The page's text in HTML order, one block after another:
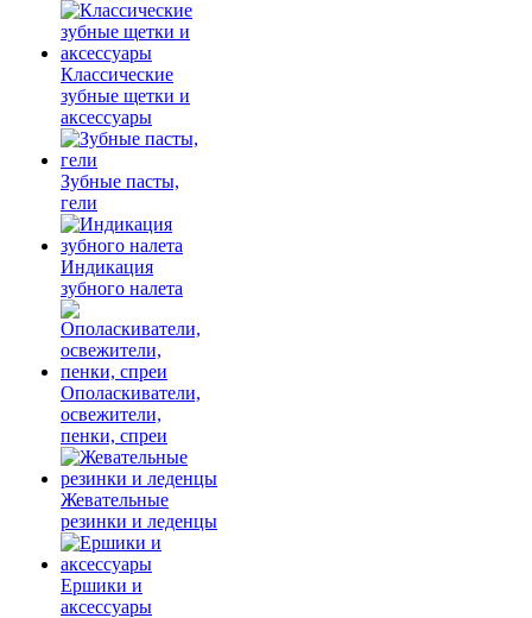
Классические
зубные щетки и
аксессуары
Зубные пасты,
гели
Индикация
зубного налета
Ополаскиватели,
освежители,
пенки, спреи
Жевательные
резинки и леденцы
Ершики и
аксессуары